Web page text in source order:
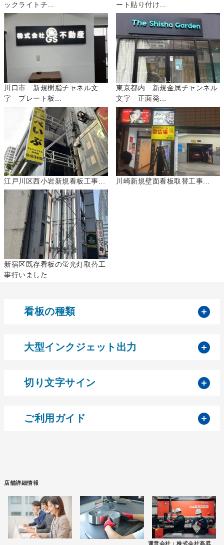
ックライトチ...
ート貼り付け...
川口市 新規樹脂チャネル文
字 プレート板...
東京都内 新規金属チャンネル
文字 正面発...
江戸川区西小岩新規看板工事... 川崎新規壁面看板取替工事...
新宿区既存看板の蛍光灯取替工
事行いました...
看板の種類
大型インクジェット出力
切り文字サイン
ご利用ガイド
店舗詳細情報
運営会社 : 株式会社高昇